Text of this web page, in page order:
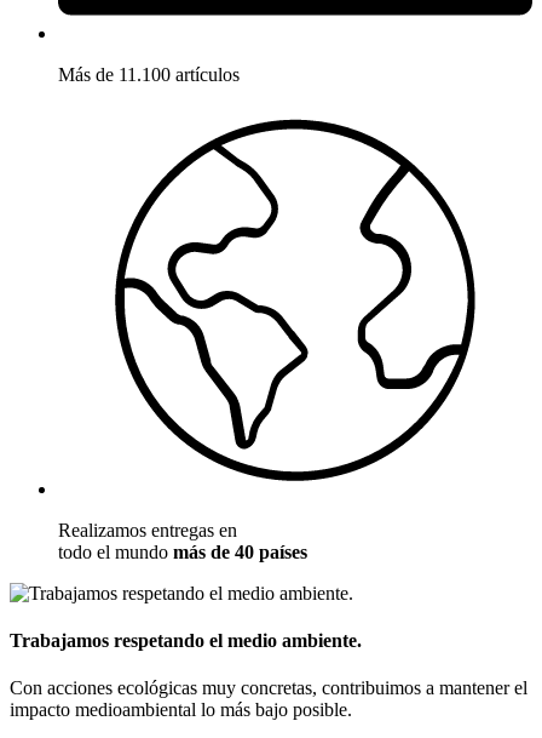
Más de 11.100 artículos
Realizamos entregas en
todo el mundo más de 40 países
Trabajamos respetando el medio ambiente.
Con acciones ecológicas muy concretas, contribuimos a mantener el
impacto medioambiental lo más bajo posible.